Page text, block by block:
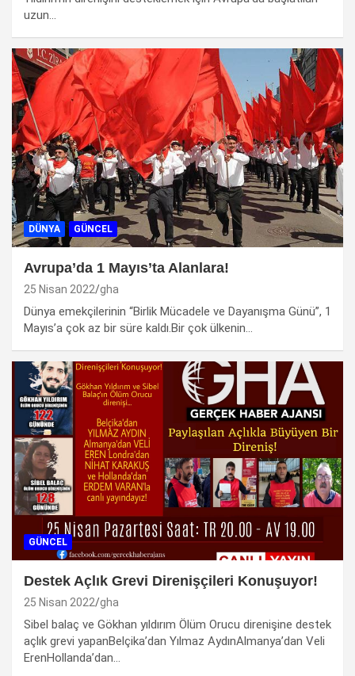
uzun…
DÜNYA GÜNCEL
Avrupa’da 1 Mayıs’ta Alanlara!
25 Nisan 2022 gha
Dünya emekçilerinin “Birlik Mücadele ve Dayanışma Günü”, 1
Mayıs’a çok az bir süre kaldı.Bir çok ülkenin…
GÜNCEL
Destek Açlık Grevi Direnişçileri Konuşuyor!
25 Nisan 2022 gha
Sibel balaç ve Gökhan yıldırım Ölüm Orucu direnişine destek
açlık grevi yapanBelçika’dan Yılmaz AydınAlmanya’dan Veli
ErenHollanda’dan…